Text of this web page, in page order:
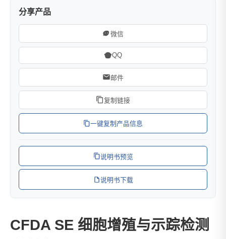
分享产品
微信
QQ
邮件
复制链接
一键复制产品信息
说明书预览
说明书下载
CFDA SE 细胞增殖与示踪检测